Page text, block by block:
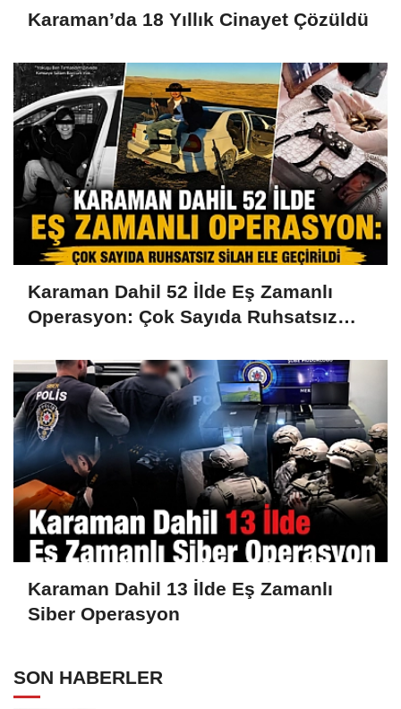
Karaman’da 18 Yıllık Cinayet Çözüldü
Karaman Dahil 52 İlde Eş Zamanlı
Operasyon: Çok Sayıda Ruhsatsız
Karaman Dahil 13 İlde Eş Zamanlı
Siber Operasyon
SON HABERLER